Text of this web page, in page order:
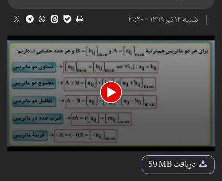
شنبه ۱۴ تیر ۱۳۹۹ - ۲۰:۲۰
0
دریافت59 MB